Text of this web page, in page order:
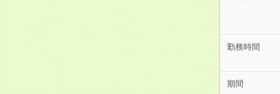
勤務時間
期間